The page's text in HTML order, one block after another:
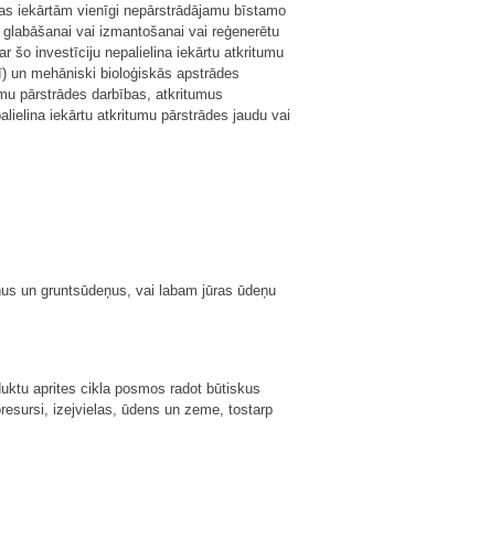
iekārtām vienīgi nepārstrādājamu bīstamo
vai izmantošanai vai reģenerētu
šo investīciju nepalielina iekārtu atkritumu
un mehāniski bioloģiskās apstrādes
pārstrādes darbības, atkritumus
iekārtu atkritumu pārstrādes jaudu vai
un gruntsūdeņus, vai labam jūras ūdeņu
aprites cikla posmos radot būtiskus
izejvielas, ūdens un zeme, tostarp